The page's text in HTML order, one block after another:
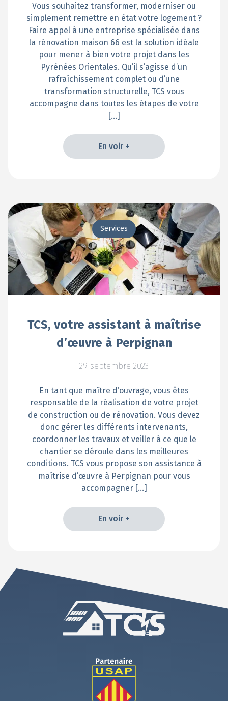
Vous souhaitez transformer, moderniser ou
simplement remettre en état votre logement ?
Faire appel à une entreprise spécialisée dans
la rénovation maison 66 est la solution idéale
pour mener à bien votre projet dans les
Pyrénées Orientales. Qu’il s’agisse d’un
rafraîchissement complet ou d’une
transformation structurelle, TCS vous
accompagne dans toutes les étapes de votre
[…]
En voir +
Services
TCS, votre assistant à maîtrise
d’œuvre à Perpignan
29 septembre 2023
En tant que maître d’ouvrage, vous êtes
responsable de la réalisation de votre projet
de construction ou de rénovation. Vous devez
donc gérer les différents intervenants,
coordonner les travaux et veiller à ce que le
chantier se déroule dans les meilleures
conditions. TCS vous propose son assistance à
maîtrise d’œuvre à Perpignan pour vous
accompagner […]
En voir +